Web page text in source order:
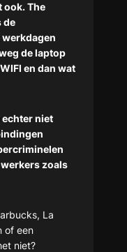
ook. The
de
de laptop
en dan wat
echter niet
zoals
La
of een
niet?